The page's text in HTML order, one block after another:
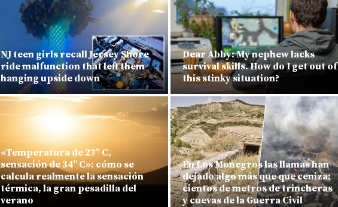
NJ teen girls recall Jersey Shore
ride malfunction that left them
hanging upside down
«Temperatura de 27º C,
sensación de 34º C»: cómo se
calcula realmente la sensación
térmica, la gran pesadilla del
verano
Dear Abby: My nephew lacks
survival skills. How do I get out of
this stinky situation?
En Los Monegros las llamas han
dejado algo más que que ceniza:
cientos de metros de trincheras
y cuevas de la Guerra Civil